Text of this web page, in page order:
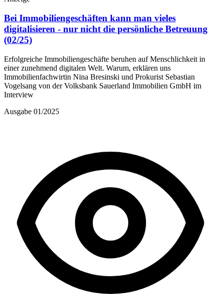
Bei Immobiliengeschäften kann man vieles
digitalisieren - nur nicht die persönliche Betreuung
(02/25)
Erfolgreiche Immobiliengeschäfte beruhen auf Menschlichkeit in
einer zunehmend digitalen Welt. Warum, erklären uns
Immobilienfachwirtin Nina Bresinski und Prokurist Sebastian
Vogelsang von der Volksbank Sauerland Immobilien GmbH im
Interview
Ausgabe 01/2025